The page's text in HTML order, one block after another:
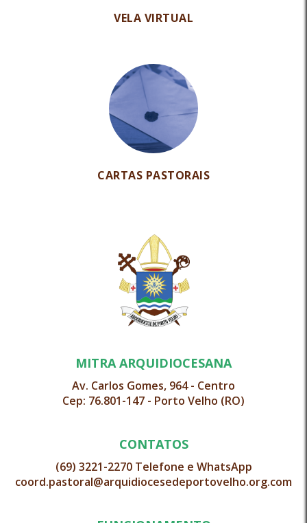
VELA VIRTUAL
CARTAS PASTORAIS
MITRA ARQUIDIOCESANA
Av. Carlos Gomes, 964 - Centro
Cep: 76.801-147 - Porto Velho (RO)
CONTATOS
(69) 3221-2270 Telefone e WhatsApp
coord.pastoral@arquidiocesedeportovelho.org.com